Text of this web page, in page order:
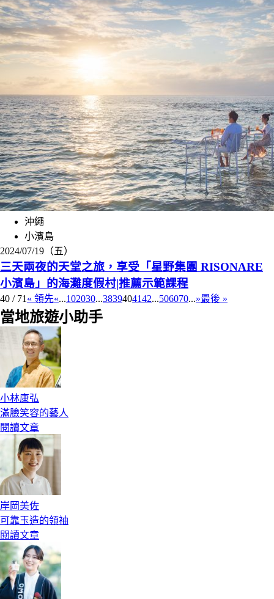
沖繩
小濱島
2024/07/19（五）
三天兩夜的天堂之旅，享受「星野集團 RISONARE
小濱島」的海灘度假村|推薦示範課程
40 / 71 « 領先«...102030...3839404142...506070...»最後 »
當地旅遊小助手
小林康弘
滿臉笑容的藝人
閱讀文章
岸岡美佐
可靠玉造的領袖
閱讀文章